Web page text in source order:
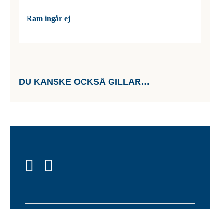
Ram ingår ej
DU KANSKE OCKSÅ GILLAR…